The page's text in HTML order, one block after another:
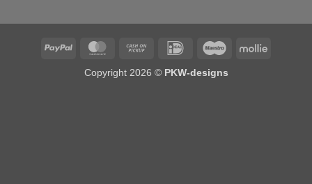
PayPal MasterCardCash
Pickup
IDeal Maestro Mollie
Copyright 2026 © PKW-designs